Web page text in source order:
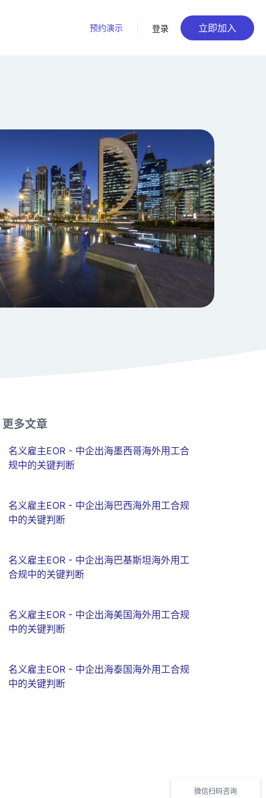
预约演示 登录 立即加入
更多文章
名义雇主EOR - 中企出海墨西哥海外用工合
规中的关键判断
名义雇主EOR - 中企出海巴西海外用工合规
中的关键判断
名义雇主EOR - 中企出海巴基斯坦海外用工
合规中的关键判断
名义雇主EOR - 中企出海美国海外用工合规
中的关键判断
名义雇主EOR - 中企出海泰国海外用工合规
中的关键判断
微信扫码咨询